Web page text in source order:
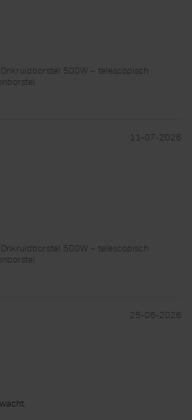
500W – telescopisch
11-07-2026
500W – telescopisch
25-06-2026